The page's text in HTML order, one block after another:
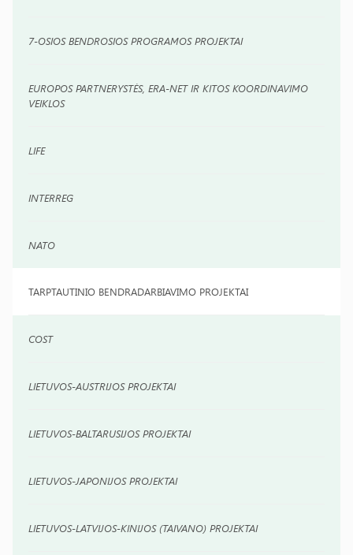
7-OSIOS BENDROSIOS PROGRAMOS PROJEKTAI
EUROPOS PARTNERYSTĖS, ERA-NET IR KITOS KOORDINAVIMO
VEIKLOS
LIFE
INTERREG
NATO
TARPTAUTINIO BENDRADARBIAVIMO PROJEKTAI
COST
LIETUVOS-AUSTRIJOS PROJEKTAI
LIETUVOS-BALTARUSIJOS PROJEKTAI
LIETUVOS-JAPONIJOS PROJEKTAI
LIETUVOS-LATVIJOS-KINIJOS (TAIVANO) PROJEKTAI